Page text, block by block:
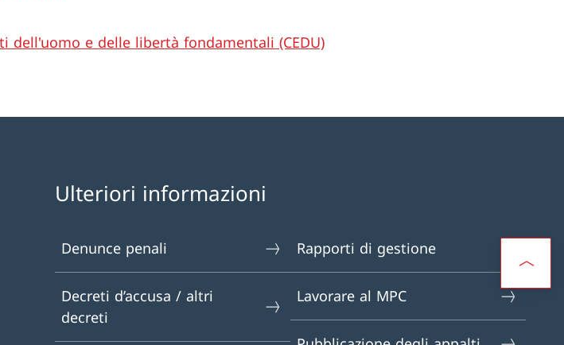
dell'uomo e delle libertà fondamentali (CEDU)
Ulteriori informazioni
Denunce penali
Decreti d’accusa / altri
decreti
Rapporti di gestione
Lavorare al MPC